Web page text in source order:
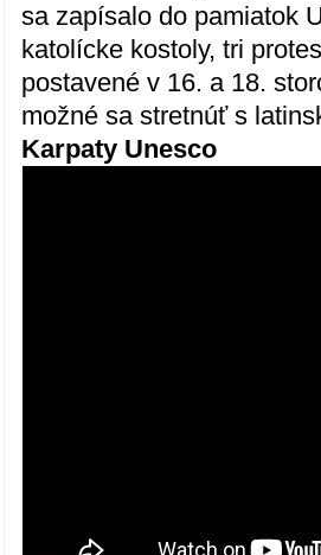
sa zapísalo do pamiatok
katolícke kostoly, tri
postavené v 16. a 18.
možné sa stretnúť s
Karpaty Unesco